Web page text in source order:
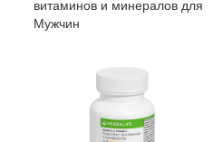
витаминов и минералов для
Мужчин